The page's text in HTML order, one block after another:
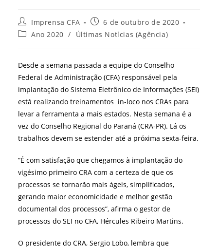
Autor
do
post:
Imprensa CFA
Post
publicado:
6 de outubro de 2020
Categoria
Ano 2020 / Últimas Notícias (Agência)
Desde a semana passada a equipe do Conselho
Federal de Administração (CFA) responsável pela
implantação do Sistema Eletrônico de Informações (SEI)
está realizando treinamentos in-loco nos CRAs para
levar a ferramenta a mais estados. Nesta semana é a
vez do Conselho Regional do Paraná (CRA-PR). Lá os
trabalhos devem se estender até a próxima sexta-feira.
“É com satisfação que chegamos à implantação do
vigésimo primeiro CRA com a certeza de que os
processos se tornarão mais ágeis, simplificados,
gerando maior economicidade e melhor gestão
documental dos processos”, afirma o gestor de
processos do SEI no CFA, Hércules Ribeiro Martins.
O presidente do CRA, Sergio Lobo, lembra que